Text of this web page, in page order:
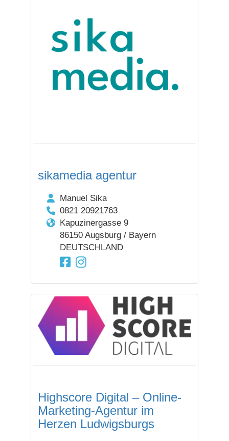
sikamedia agentur
Manuel Sika
0821 20921763
Kapuzinergasse 9
86150 Augsburg / Bayern
DEUTSCHLAND
Highscore Digital – Online-
Marketing-Agentur im
Herzen Ludwigsburgs